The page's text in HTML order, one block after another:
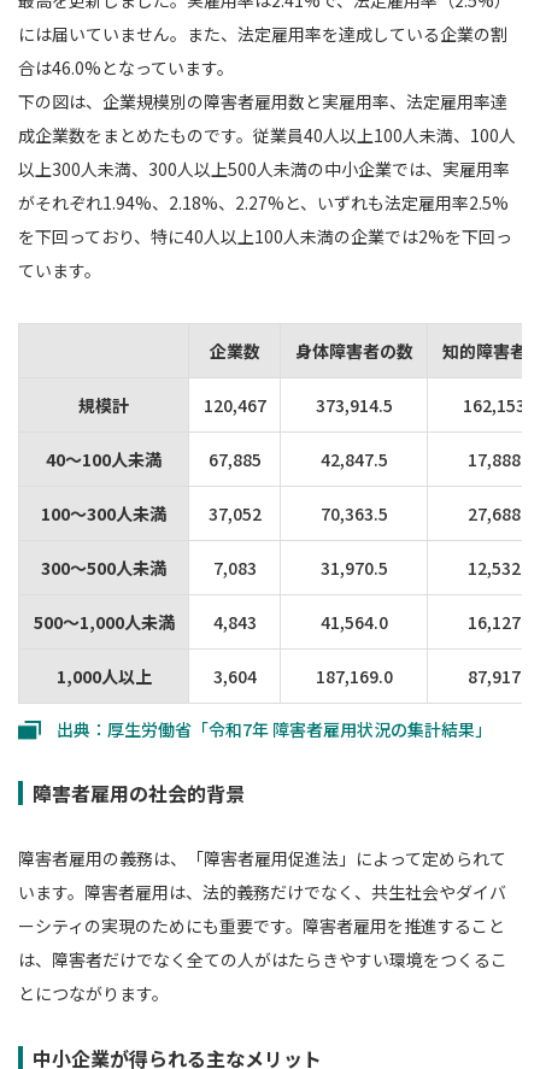
には届いていません。また、法定雇用率を達成している企業の割
合は46.0%となっています。
下の図は、企業規模別の障害者雇用数と実雇用率、法定雇用率達
成企業数をまとめたものです。従業員40人以上100人未満、100人
以上300人未満、300人以上500人未満の中小企業では、実雇用率
がそれぞれ1.94%、2.18%、2.27%と、いずれも法定雇用率2.5%
を下回っており、特に40人以上100人未満の企業では2%を下回っ
ています。
企業数 身体障害者の数 知的障害者
規模計 120,467 373,914.5 162,153.5
40～100人未満 67,885 42,847.5 17,888.0
100～300人未満 37,052 70,363.5 27,688.0
300～500人未満 7,083 31,970.5 12,532.5
500～1,000人未満 4,843 41,564.0 16,127.5
1,000人以上 3,604 187,169.0 87,917.5
出典：厚生労働省「令和7年 障害者雇用状況の集計結果」
障害者雇用の社会的背景
障害者雇用の義務は、「障害者雇用促進法」によって定められて
います。障害者雇用は、法的義務だけでなく、共生社会やダイバ
ーシティの実現のためにも重要です。障害者雇用を推進すること
は、障害者だけでなく全ての人がはたらきやすい環境をつくるこ
とにつながります。
中小企業が得られる主なメリット